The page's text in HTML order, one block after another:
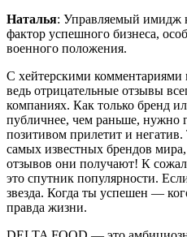
Наталья: Управляемый
фактор успешного бизнеса,
военного положения.
С хейтерскими
ведь отрицательные отзывы
компаниях. Как только бренд
публичнее, чем раньше, нужно
позитивом прилетит и
самых известных брендов
отзывов они получают! К
это спутник популярности.
звезда. Когда ты успешен —
правда жизни.